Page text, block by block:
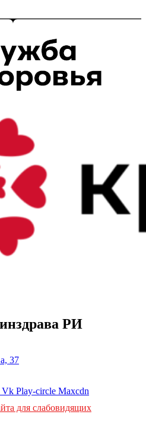
РИ
37
Vk Play-circle Maxcdn
для слабовидящих